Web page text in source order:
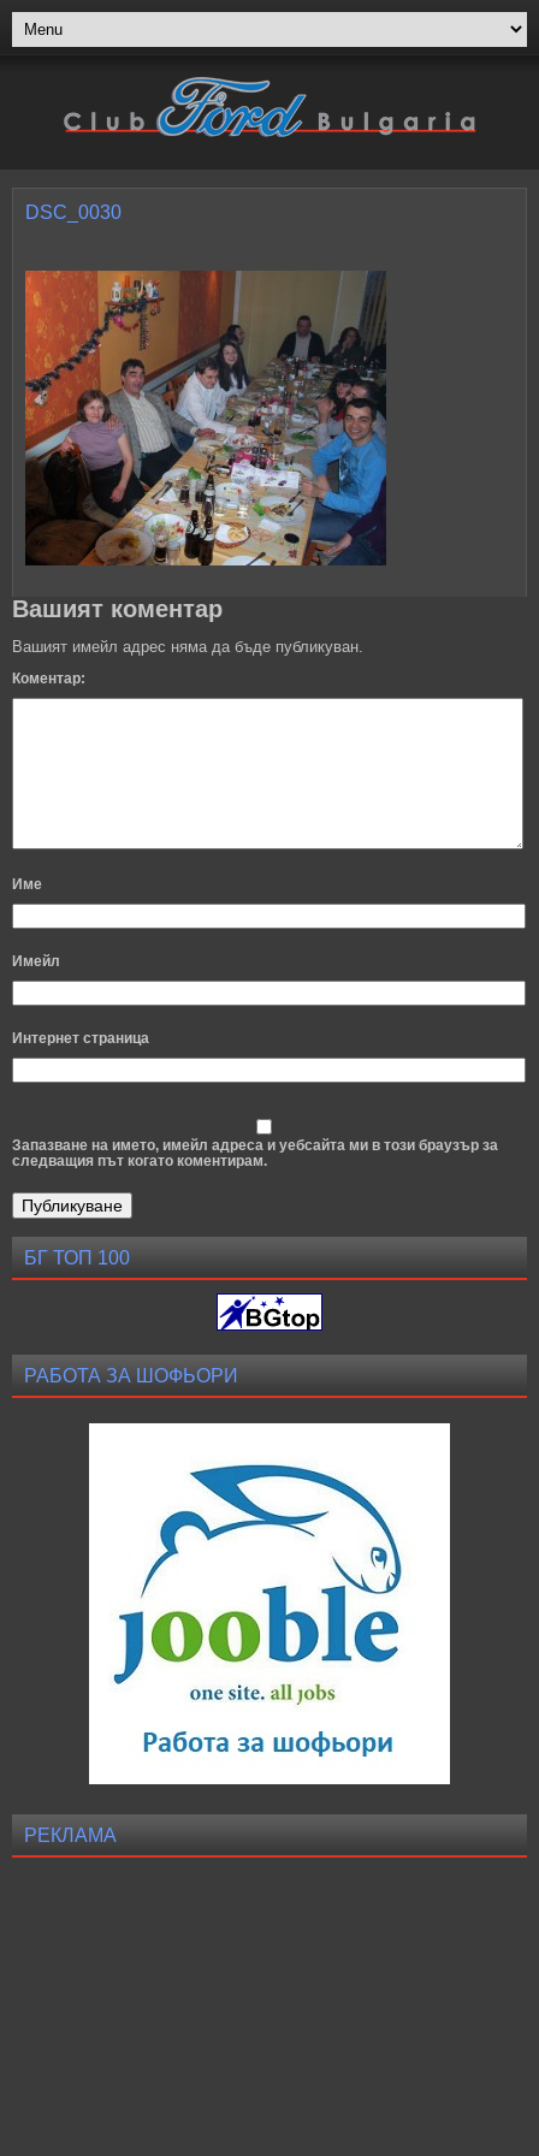
DSC_0030
Вашият коментар
Вашият имейл адрес няма да бъде публикуван.
Коментар:
Име
Имейл
Интернет страница
Запазване на името, имейл адреса и уебсайта ми в този браузър за
следващия път когато коментирам.
БГ ТОП 100
РАБОТА ЗА ШОФЬОРИ
РЕКЛАМА